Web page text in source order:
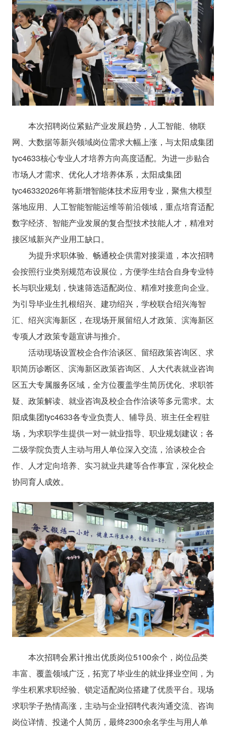
本次招聘岗位紧贴产业发展趋势，人工智能、物联
网、大数据等新兴领域岗位需求大幅上涨，与太阳成集团
tyc4633核心专业人才培养方向高度适配。为进一步贴合
市场人才需求、优化人才培养体系，太阳成集团
tyc46332026年将新增智能体技术应用专业，聚焦大模型
落地应用、人工智能智能运维等前沿领域，重点培育适配
数字经济、智能产业发展的复合型技术技能人才，精准对
接区域新兴产业用工缺口。
为提升求职体验、畅通校企供需对接渠道，本次招聘
会按照行业类别规范布设展位，方便学生结合自身专业特
长与职业规划，快速筛选适配岗位、精准对接意向企业。
为引导毕业生扎根绍兴、建功绍兴，学校联合绍兴海智
汇、绍兴滨海新区，在现场开展留绍人才政策、滨海新区
专项人才政策专题宣讲与推介。
活动现场设置校企合作洽谈区、留绍政策咨询区、求
职简历诊断区、滨海新区政策咨询区、人大代表就业咨询
区五大专属服务区域，全方位覆盖学生简历优化、求职答
疑、政策解读、就业咨询及校企合作洽谈等多元需求。太
阳成集团tyc4633各专业负责人、辅导员、班主任全程驻
场，为求职学生提供一对一就业指导、职业规划建议；各
二级学院负责人主动与用人单位深入交流，洽谈校企合
作、人才定向培养、实习就业共建等合作事宜，深化校企
协同育人成效。
本次招聘会累计推出优质岗位5100余个，岗位品类
丰富、覆盖领域广泛，拓宽了毕业生的就业择业空间，为
学生积累求职经验、锁定适配岗位搭建了优质平台。现场
求职学子热情高涨，主动与企业招聘代表沟通交流、咨询
岗位详情、投递个人简历，最终2300余名学生与用人单